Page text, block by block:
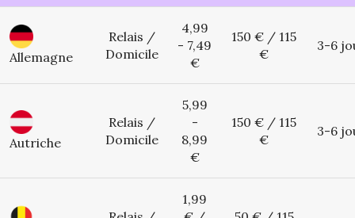
Allemagne
Relais /
Domicile
4,99
- 7,49
€
150 € / 115
€
3-6
Autriche
Relais /
Domicile
5,99
-
8,99
€
150 € / 115
€
3-6
1,99